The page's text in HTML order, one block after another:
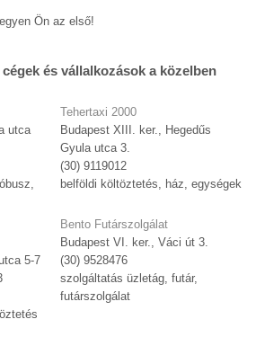
Ön az első!
és vállalkozások a közelben
utca
5-7
Tehertaxi 2000
Budapest XIII. ker., Hegedűs
Gyula utca 3.
(30) 9119012
belföldi költöztetés, ház, egységek
Bento Futárszolgálat
Budapest VI. ker., Váci út 3.
(30) 9528476
szolgáltatás üzletág, futár,
futárszolgálat